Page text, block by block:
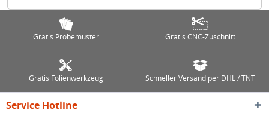
Gratis Probemuster Gratis CNC-Zuschnitt
Gratis Folienwerkzeug Schneller Versand per DHL / TNT
Service Hotline